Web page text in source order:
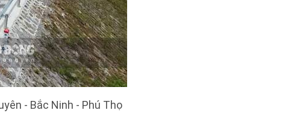
- Bắc Ninh - Phú Thọ